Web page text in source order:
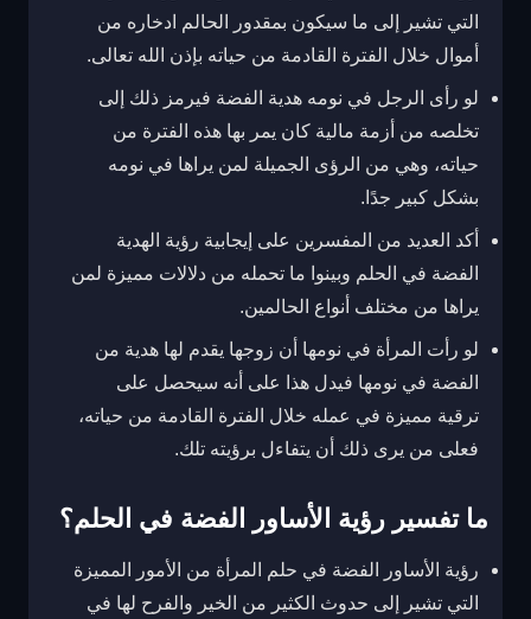
التي تشير إلى ما سيكون بمقدور الحالم ادخاره من
أموال خلال الفترة القادمة من حياته بإذن الله تعالى.
لو رأى الرجل في نومه هدية الفضة فيرمز ذلك إلى
تخلصه من أزمة مالية كان يمر بها هذه الفترة من
حياته، وهي من الرؤى الجميلة لمن يراها في نومه
بشكل كبير جدًا.
أكد العديد من المفسرين على إيجابية رؤية الهدية
الفضة في الحلم وبينوا ما تحمله من دلالات مميزة لمن
يراها من مختلف أنواع الحالمين.
لو رأت المرأة في نومها أن زوجها يقدم لها هدية من
الفضة في نومها فيدل هذا على أنه سيحصل على
ترقية مميزة في عمله خلال الفترة القادمة من حياته،
فعلى من يرى ذلك أن يتفاءل برؤيته تلك.
ما تفسير رؤية الأساور الفضة في الحلم؟
رؤية الأساور الفضة في حلم المرأة من الأمور المميزة
التي تشير إلى حدوث الكثير من الخير والفرح لها في